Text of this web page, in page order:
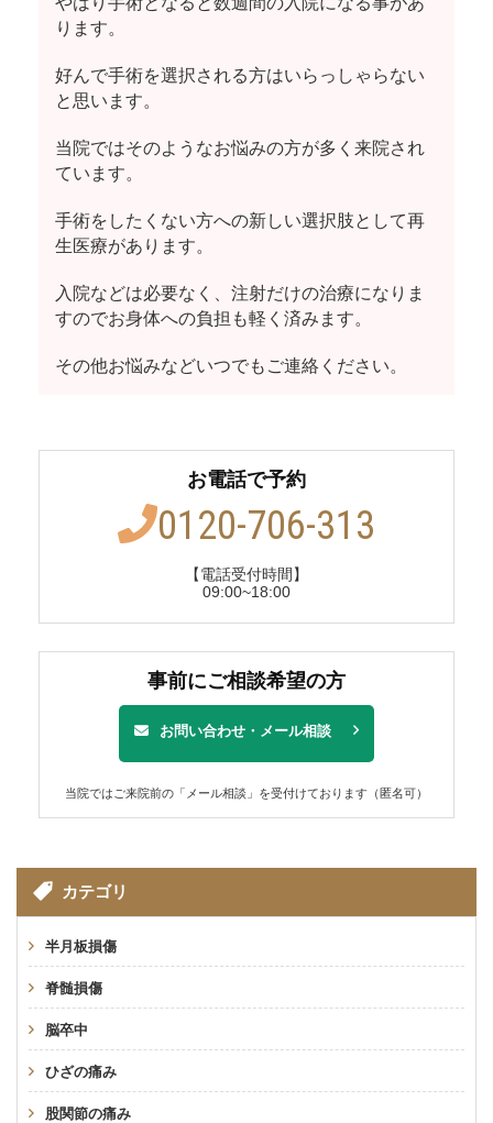
ります。
好んで手術を選択される方はいらっしゃらない
と思います。
当院ではそのようなお悩みの方が多く来院され
ています。
手術をしたくない方への新しい選択肢として再
生医療があります。
入院などは必要なく、注射だけの治療になりま
すのでお身体への負担も軽く済みます。
その他お悩みなどいつでもご連絡ください。
お電話で予約
0120-706-313
【電話受付時間】
09:00~18:00
事前にご相談希望の方
お問い合わせ・メール相談
当院ではご来院前の「メール相談」を受付けております（匿名可）
カテゴリ
半月板損傷
脊髄損傷
脳卒中
ひざの痛み
股関節の痛み